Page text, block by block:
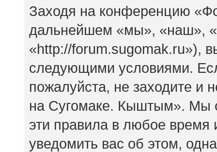
Заходя на конференцию
дальнейшем «мы», «наш»,
«http://forum.sugomak.ru»),
следующими условиями.
пожалуйста, не заходите
на Сугомаке. Кыштым». Мы
эти правила в любое
уведомить вас об этом,